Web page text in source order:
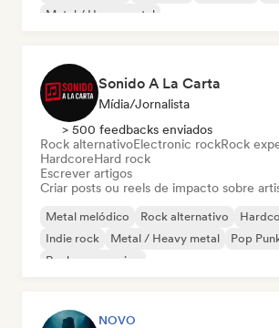
Metal / Heavy metal
Sonido A La Carta
Mídia/Jornalista
> 500 feedbacks enviados
Rock alternativoElectronic rockRock
HardcoreHard rock
Escrever artigos
Criar posts ou reels de impacto sobre
Metal melódico Rock alternativo
Indie rock
Metal / Heavy metal
Pop
Rock progressivo
NOVO